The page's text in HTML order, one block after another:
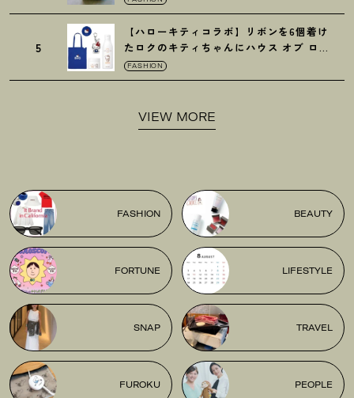
5
【ハローキティコラボ】リボンを6個着け
たロクのキティちゃんにハウス オブ ロー
ゼの限定パケも
FASHION
VIEW MORE
FASHION BEAUTY
FORTUNE LIFESTYLE
SNAP TRAVEL
FUROKU PEOPLE